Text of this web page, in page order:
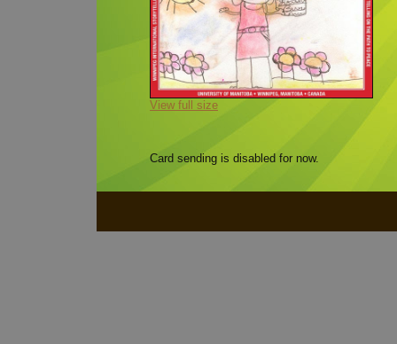
View full size
Card sending is disabled for now.